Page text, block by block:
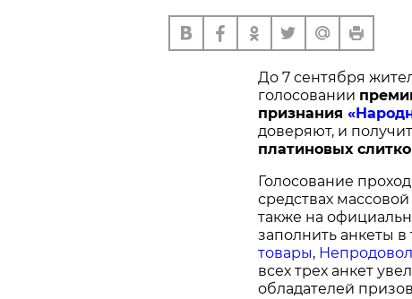
До 7 сентября
голосовании п
признания
доверяют, и
платиновых
Голосование
средствах
также на
заполнить анкеты в
товары,
всех трех анкет
обладателей